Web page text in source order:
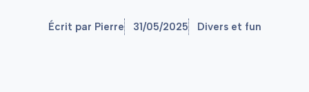
Écrit par Pierre 31/05/2025 Divers et fun